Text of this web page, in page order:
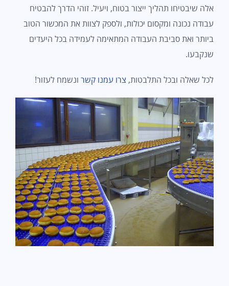
אלה שיבטיחו תהליך ייצור בטוח, ויעיל. זוהי הדרך להבטיח
עבודה נכונה ומקסום יכולות, ולספק לצוות את המכשור הטוב
ביותר ואת סביבת העבודה המתאימה לעמידה בכל היעדים
שנקבעו.
לכל שאלה ובכל התלבטות, צרו עמנו קשר ונשמח לעזור!